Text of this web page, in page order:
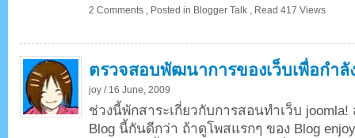
2 Comments , Posted in Blogger Talk , Read 417 Views
ตรวจสอบพัฒนาการของเว็บเพื่อกำ
joy / 16 June, 2009
ช่วงนี้พักสาระเกี่ยวกับการสอนทำเว็บ
Blog นี้กันดีกว่า ถ้าดูโพสแรกๆ ของ Blog